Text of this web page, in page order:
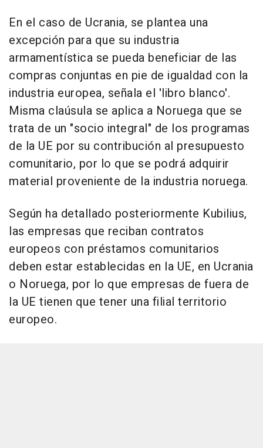
En el caso de Ucrania, se plantea una
excepción para que su industria
armamentística se pueda beneficiar de las
compras conjuntas en pie de igualdad con la
industria europea, señala el 'libro blanco'.
Misma claúsula se aplica a Noruega que se
trata de un "socio integral" de los programas
de la UE por su contribución al presupuesto
comunitario, por lo que se podrá adquirir
material proveniente de la industria noruega.
Según ha detallado posteriormente Kubilius,
las empresas que reciban contratos
europeos con préstamos comunitarios
deben estar establecidas en la UE, en Ucrania
o Noruega, por lo que empresas de fuera de
la UE tienen que tener una filial territorio
europeo.